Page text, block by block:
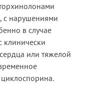
с нарушениями
в случае
клинически
или тяжелой